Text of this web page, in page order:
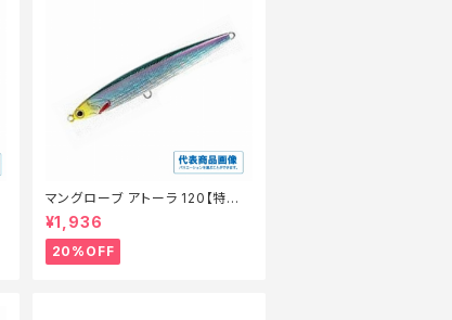
マングローブ アトーラ 120【特価
ルアー】【20】
¥1,936
20%OFF